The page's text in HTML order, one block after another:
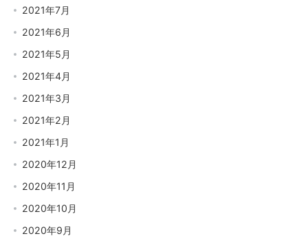
2021年7月
2021年6月
2021年5月
2021年4月
2021年3月
2021年2月
2021年1月
2020年12月
2020年11月
2020年10月
2020年9月